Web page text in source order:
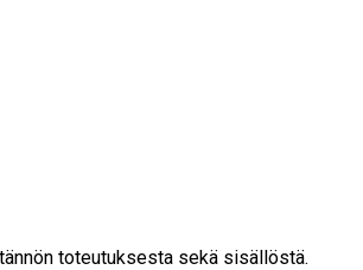
toteutuksesta sekä sisällöstä.